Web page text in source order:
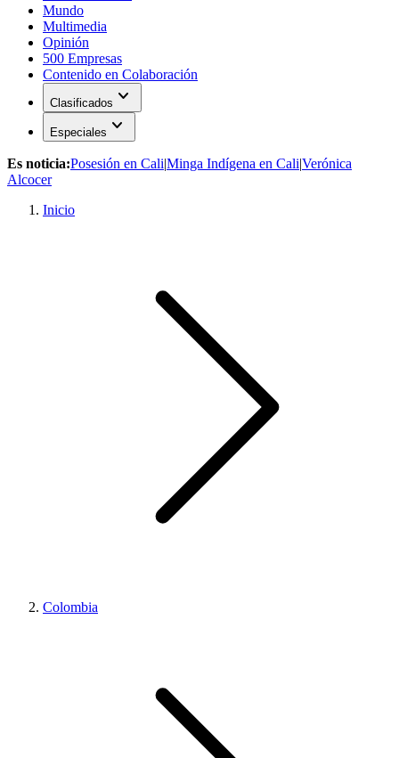
Mundo
Multimedia
Opinión
500 Empresas
Contenido en Colaboración
Clasificados expand_more
Especiales expand_more
Es noticia:Posesión en Cali|Minga Indígena en Cali|Verónica
Alcocer
Inicio
Colombia